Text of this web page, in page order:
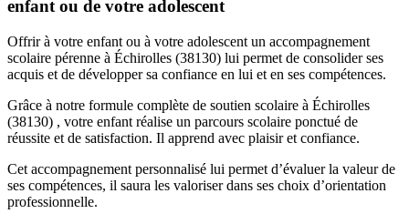
enfant ou de votre adolescent
Offrir à votre enfant ou à votre adolescent un accompagnement
scolaire pérenne à Échirolles (38130) lui permet de consolider ses
acquis et de développer sa confiance en lui et en ses compétences.
Grâce à notre formule complète de soutien scolaire à Échirolles
(38130) , votre enfant réalise un parcours scolaire ponctué de
réussite et de satisfaction. Il apprend avec plaisir et confiance.
Cet accompagnement personnalisé lui permet d’évaluer la valeur de
ses compétences, il saura les valoriser dans ses choix d’orientation
professionnelle.